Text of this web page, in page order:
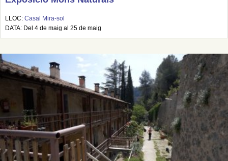
LLOC: Casal Mira-sol
DATA: Del 4 de maig al 25 de maig